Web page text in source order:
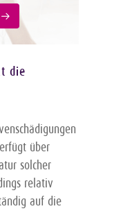
die
über
solcher
relativ
auf die